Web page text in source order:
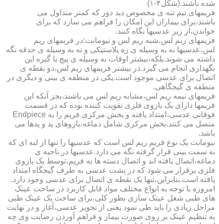
شده باشند.(شکل۴-۱)
فریمهای نیم تنه ی مخصوص دید دور که کمتر متداول می
باشند،برای بیماران این امکان را فراهم می سازد که برای
خواندن،از زیر عدسیها نگاه کنند.
فریمهای ریم لس،شبه ریم لس و نیومانت:در فریمهای ریم
لس،عدسیها نه به وسیله ی زه پلاستیکی و نه به وسیله ی حدقه نگه
داشته می شوند.بلکه،بیشتر اوقات به وسیله ی پیچ یا گیره این
نگهداری انجام می گیرد.در بیشتر فریمهای ریم لس،دو نقطه ی
اتصال برای عدسی موجود است.یکی در منطقه ی بینی و دیگری در
منطقه ی گیجگاهی.
فریمهای نیمه ریم لس،مشابه ریم لس می باشند،بجز آنکه این
فریمها دارای یک بازوی فلزی تقویت کننده بوده که در قسمت
فوقانی عدسی،امتداد یافته و بخش مرکزی فریم را به Endpiece
متصل می کنند.بخش مرکزی شامل دماغه،بازوهای پد و پدها می
باشد.
نیومانت یک نوع فریم ریم لس است که عدسیها را تنها از لبه ای که
به سمت بینی قرار گرفته نگه می دارد.عدسیها در ناحیه ی
دماغه،اتصال یافته اند و اتصال دسته ها به فریم،توسط یک بازوی
فلزی برقرار می شود که در پشت عدسی به طرف گیجگاه امتداد
یافته است.بنابراین،تنها یک نقطه ی اتصال برای عدسی وجود دارد.
امروزه با توجه به انواع مختلف مواد قابل کاربرد در ساخت عینک
های طبی شغل عینک سازی بطور کلی،برای ساخت یک عینک طبی
مراحل زیادی را باید طی نمود یعنی از تجویز عدسی،آغاز و در نهایت
به تنظیم عینک بر روی صورت بیمار و فراهم آوردن رضایت وی چه